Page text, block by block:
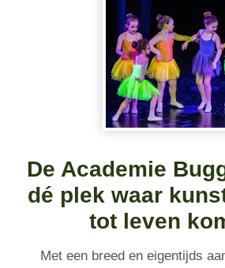
De Academie
dé plek waar
tot leven
Met een breed en eigentijds